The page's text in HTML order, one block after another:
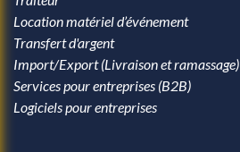
Location matériel d’événement
Transfert d'argent
Import/Export (Livraison et ramassage)
Services pour entreprises (B2B)
Logiciels pour entreprises